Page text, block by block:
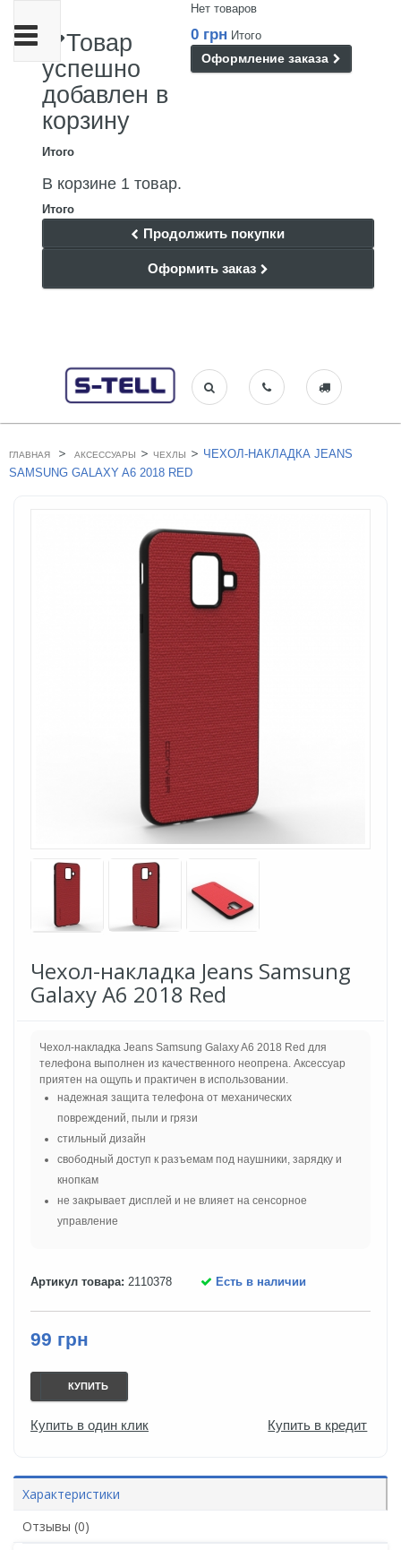
Нет товаров
0 грн Итого
Оформление заказа
Товар
успешно
добавлен в
корзину
Итого
В корзине 1 товар.
Итого
Продолжить покупки
Оформить заказ
Переключить
навигации
ГЛАВНАЯ > АКСЕССУАРЫ > ЧЕХЛЫ > ЧЕХОЛ-НАКЛАДКА JEANS
SAMSUNG GALAXY A6 2018 RED
Чехол-накладка Jeans Samsung
Galaxy A6 2018 Red
Чехол-накладка Jeans Samsung Galaxy A6 2018 Red для
телефона выполнен из качественного неопрена. Аксессуар
приятен на ощупь и практичен в использовании.
надежная защита телефона от механических
повреждений, пыли и грязи
стильный дизайн
свободный доступ к разъемам под наушники, зарядку и
кнопкам
не закрывает дисплей и не влияет на сенсорное
управление
Артикул товара: 2110378 Есть в наличии
99 грн
КУПИТЬ
Купить в один клик Купить в кредит
Характеристики
Отзывы (0)